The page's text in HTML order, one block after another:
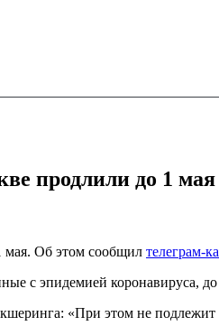
продлили до 1 мая
мая. Об этом сообщил телеграм-
с эпидемией коронавируса,
«При этом не